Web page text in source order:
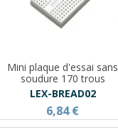
Mini plaque d'essai sans
soudure 170 trous
LEX-BREAD02
6,84 €